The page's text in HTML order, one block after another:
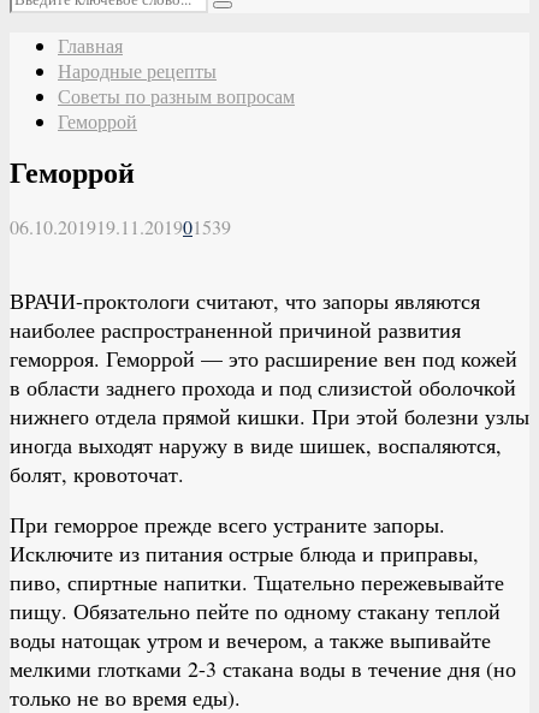
Поиск
Главная
Народные рецепты
Советы по разным вопросам
Геморрой
Геморрой
06.10.201919.11.201901539
ВРАЧИ-проктологи считают, что запоры являются
наиболее распространенной причиной развития
геморроя. Геморрой — это расширение вен под кожей
в области заднего прохода и под слизистой оболочкой
нижнего отдела прямой кишки. При этой болезни узлы
иногда выходят наружу в виде шишек, воспаляются,
болят, кровоточат.
При геморрое прежде всего устраните запоры.
Исключите из питания острые блюда и приправы,
пиво, спиртные напитки. Тщательно пережевывайте
пищу. Обязательно пейте по одному стакану теплой
воды натощак утром и вечером, а также выпивайте
мелкими глотками 2-3 стакана воды в течение дня (но
только не во время еды).